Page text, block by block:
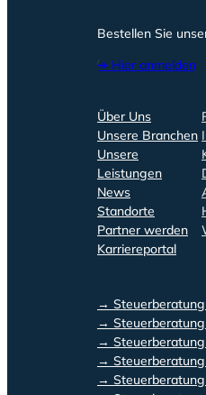
Bestellen Sie
➔ Hier anmelden
Über Uns
Unsere Branchen
Unsere
Leistungen
News
Standorte
Partner werden
Karriereportal
→ Steuerberatung
→
→
→ Steuerberatung
→